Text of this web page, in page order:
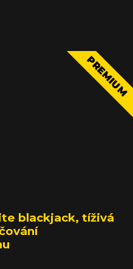
PREMIUM
blackjack, tíživá